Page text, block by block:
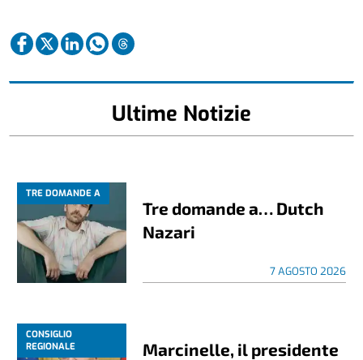
Ultime Notizie
TRE DOMANDE A
Tre domande a… Dutch
Nazari
7 AGOSTO 2026
CONSIGLIO
REGIONALE
Marcinelle, il presidente